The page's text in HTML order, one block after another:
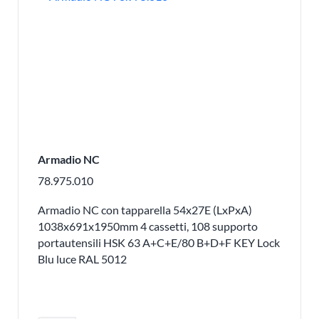
Armadio NC
78.975.010
Armadio NC con tapparella 54x27E (LxPxA)
1038x691x1950mm 4 cassetti, 108 supporto
portautensili HSK 63 A+C+E/80 B+D+F KEY Lock
Blu luce RAL 5012